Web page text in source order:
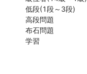
低段(1段～3段)
高段問題
布石問題
学習